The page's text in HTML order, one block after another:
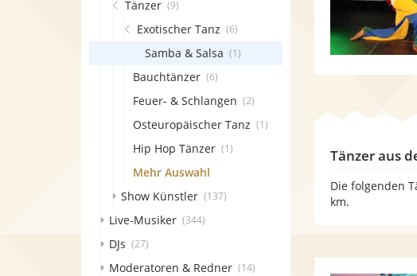
Tänzer aus
Die folgenden
km.
Tänzer (9)
Exotischer Tanz (6)
Samba & Salsa (1)
Bauchtänzer (6)
Feuer- & Schlangen (2)
Osteuropäischer Tanz (1)
Hip Hop Tänzer (1)
Mehr Auswahl
Show Künstler (137)
Live-Musiker (344)
DJs (27)
Moderatoren & Redner (14)